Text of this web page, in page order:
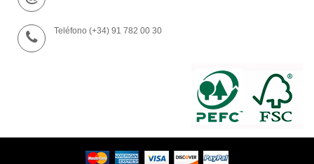
Teléfono (+34) 91 782 00 30